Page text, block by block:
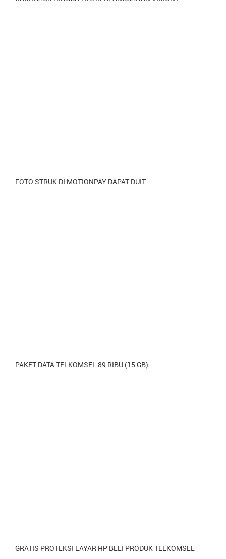
FOTO STRUK DI MOTIONPAY DAPAT DUIT
PAKET DATA TELKOMSEL 89 RIBU (15 GB)
GRATIS PROTEKSI LAYAR HP BELI PRODUK TELKOMSEL